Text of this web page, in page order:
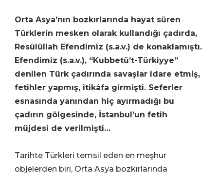
Orta Asya’nın bozkırlarında hayat süren
Türklerin mesken olarak kullandığı çadırda,
Resûlüllah Efendimiz (s.a.v.) de konaklamıştı.
Efendimiz (s.a.v.), “Kubbetü’t-Türkiyye”
denilen Türk çadırında savaşlar idare etmiş,
fetihler yapmış, itikâfa girmişti. Seferler
esnasında yanından hiç ayırmadığı bu
çadırın gölgesinde, İstanbul’un fetih
müjdesi de verilmişti…
Tarihte Türkleri temsil eden en meşhur
objelerden biri, Orta Asya bozkırlarında